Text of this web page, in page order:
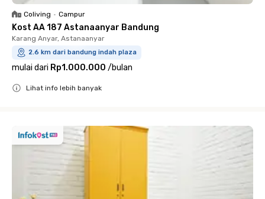
Coliving • Campur
Kost AA 187 Astanaanyar Bandung
Karang Anyar, Astanaanyar
2.6 km dari bandung indah plaza
mulai dari Rp1.000.000 /bulan
Lihat info lebih banyak